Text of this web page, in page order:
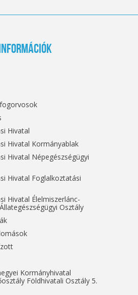
Hivatal
Hivatal Kormányablak
Hivatal Népegészségügyi
Hivatal Foglalkoztatási
Hivatal Élelmiszerlánc-
Osztály
Kormányhivatal
Földhivatali Osztály 5.